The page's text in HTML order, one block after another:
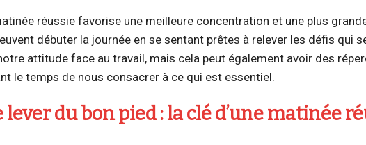
réussie favorise une meilleure concentration et une plus
débuter la journée en se sentant prêtes à relever les défis qui
attitude face au travail, mais cela peut également avoir des
le temps de nous consacrer à ce qui est essentiel.
du bon pied : la clé d’une matinée